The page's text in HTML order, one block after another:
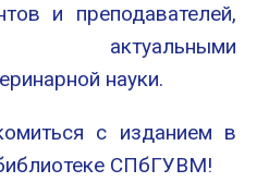
и преподавателей,
актуальными
науки.
с изданием в
СПбГУВМ!